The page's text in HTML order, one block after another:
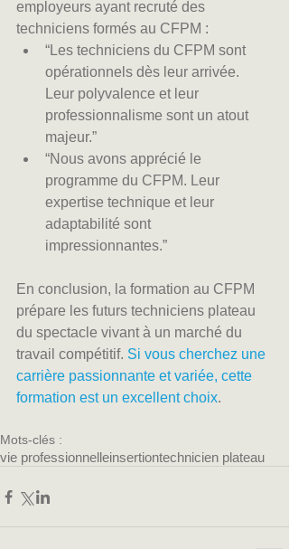
employeurs ayant recruté des
techniciens formés au CFPM :
“Les techniciens du CFPM sont
opérationnels dès leur arrivée.
Leur polyvalence et leur
professionnalisme sont un atout
majeur.”
“Nous avons apprécié le
programme du CFPM. Leur
expertise technique et leur
adaptabilité sont
impressionnantes.”
En conclusion, la formation au CFPM
prépare les futurs techniciens plateau
du spectacle vivant à un marché du
travail compétitif. Si vous cherchez une
carrière passionnante et variée, cette
formation est un excellent choix.
Mots-clés :
vie professionnelleinsertiontechnicien plateau